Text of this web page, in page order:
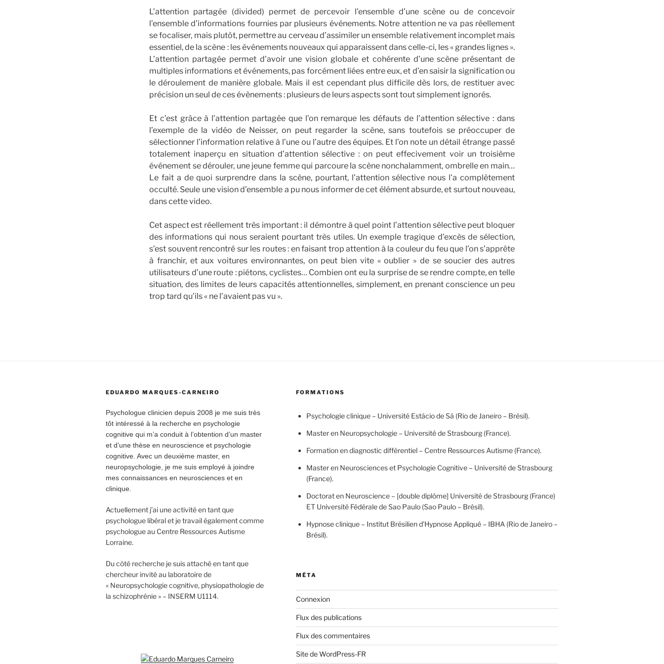
L’attention partagée (divided) permet de percevoir l’ensemble d’une scène ou de concevoir
l’ensemble d’informations fournies par plusieurs événements. Notre attention ne va pas réellement
se focaliser, mais plutôt, permettre au cerveau d’assimiler un ensemble relativement incomplet mais
essentiel, de la scène : les événements nouveaux qui apparaissent dans celle-ci, les « grandes lignes ».
L’attention partagée permet d’avoir une vision globale et cohérente d’une scène présentant de
multiples informations et événements, pas forcément liées entre eux, et d’en saisir la signification ou
le déroulement de manière globale. Mais il est cependant plus difficile dès lors, de restituer avec
précision un seul de ces évènements : plusieurs de leurs aspects sont tout simplement ignorés.
Et c’est grâce à l’attention partagée que l’on remarque les défauts de l’attention sélective : dans
l’exemple de la vidéo de Neisser, on peut regarder la scène, sans toutefois se préoccuper de
sélectionner l’information relative à l’une ou l’autre des équipes. Et l’on note un détail étrange passé
totalement inaperçu en situation d’attention sélective : on peut effecivement voir un troisième
événement se dérouler, une jeune femme qui parcoure la scène nonchalamment, ombrelle en main…
Le fait a de quoi surprendre dans la scène, pourtant, l’attention sélective nous l’a complètement
occulté. Seule une vision d’ensemble a pu nous informer de cet élément absurde, et surtout nouveau,
dans cette video.
Cet aspect est réellement très important : il démontre à quel point l’attention sélective peut bloquer
des informations qui nous seraient pourtant très utiles. Un exemple tragique d’excès de sélection,
s’est souvent rencontré sur les routes : en faisant trop attention à la couleur du feu que l’on s’apprête
à franchir, et aux voitures environnantes, on peut bien vite « oublier » de se soucier des autres
utilisateurs d’une route : piétons, cyclistes… Combien ont eu la surprise de se rendre compte, en telle
situation, des limites de leurs capacités attentionnelles, simplement, en prenant conscience un peu
trop tard qu’ils « ne l’avaient pas vu ».
EDUARDO MARQUES-CARNEIRO
Psychologue clinicien depuis 2008 je me suis très
tôt intéressé à la recherche en psychologie
cognitive qui m’a conduit à l’obtention d’un master
et d’une thèse en neuroscience et psychologie
cognitive. Avec un deuxième master, en
neuropsychologie, je me suis employé à joindre
mes connaissances en neurosciences et en
clinique.
Actuellement j’ai une activité en tant que
psychologue libéral et je travail également comme
psychologue au Centre Ressources Autisme
Lorraine.
Du côté recherche je suis attaché en tant que
chercheur invité au laboratoire de
« Neuropsychologie cognitive, physiopathologie de
la schizophrénie » – INSERM U1114.
FORMATIONS
Psychologie clinique – Université Estácio de Sá (Rio de Janeiro – Brésil).
Master en Neuropsychologie – Université de Strasbourg (France).
Formation en diagnostic différentiel – Centre Ressources Autisme (France).
Master en Neurosciences et Psychologie Cognitive – Université de Strasbourg
(France).
Doctorat en Neuroscience – [double diplôme] Université de Strasbourg (France)
ET Université Fédérale de Sao Paulo (Sao Paulo – Brésil).
Hypnose clinique – Institut Brésilien d’Hypnose Appliqué – IBHA (Rio de Janeiro –
Brésil).
MÉTA
Connexion
Flux des publications
Flux des commentaires
Site de WordPress-FR